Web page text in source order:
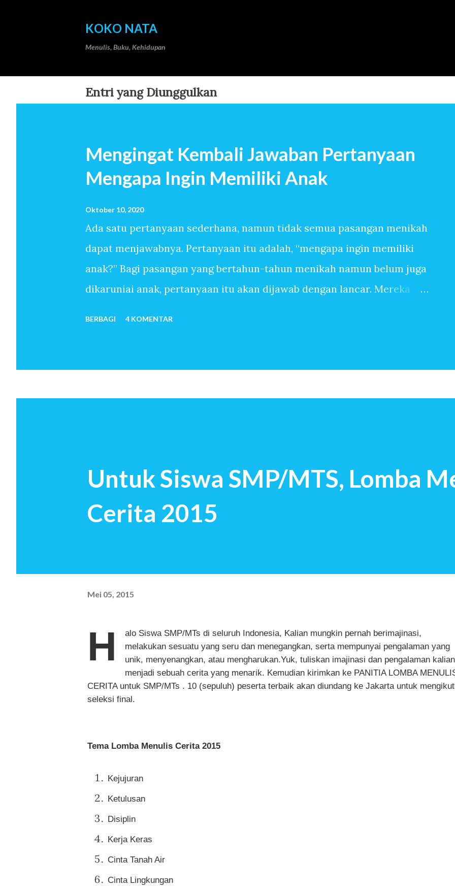
KOKO NATA
Menulis, Buku, Kehidupan
Entri yang Diunggulkan
Mengingat Kembali Jawaban Pertanyaan
Mengapa Ingin Memiliki Anak
Oktober 10, 2020
Ada satu pertanyaan sederhana, namun tidak semua pasangan menikah
dapat menjawabnya. Pertanyaan itu adalah, “mengapa ingin memiliki
anak?” Bagi pasangan yang bertahun-tahun menikah namun belum juga
dikaruniai anak, pertanyaan itu akan dijawab dengan lancar. Mereka
oleh-Nya, pertanyaan mengapa ingin memiliki anak, bisa jadi terbersit
jawaban sekian orang tua saat mendapat pertanyaan tersebut: Saya
ingin menciptakan kembali masa kecil yang indah Ngg…Semacam
investasi untuk hari nanti Sebab saya percaya, kita akan m...
BERBAGI 4 KOMENTAR
Untuk Siswa SMP/MTS, Lomba
Cerita 2015
Mei 05, 2015
H
alo Siswa SMP/MTs di seluruh Indonesia, Kalian mungkin pernah berimajinasi,
melakukan sesuatu yang seru dan menegangkan, serta mempunyai pengalaman yang
unik, menyenangkan, atau mengharukan.Yuk, tuliskan imajinasi dan pengalaman kalian
menjadi sebuah cerita yang menarik. Kemudian kirimkan ke PANITIA LOMBA
CERITA untuk SMP/MTs . 10 (sepuluh) peserta terbaik akan diundang ke Jakarta untuk
seleksi final.
Tema Lomba Menulis Cerita 2015
Kejujuran
Ketulusan
Disiplin
Kerja Keras
Cinta Tanah Air
Cinta Lingkungan